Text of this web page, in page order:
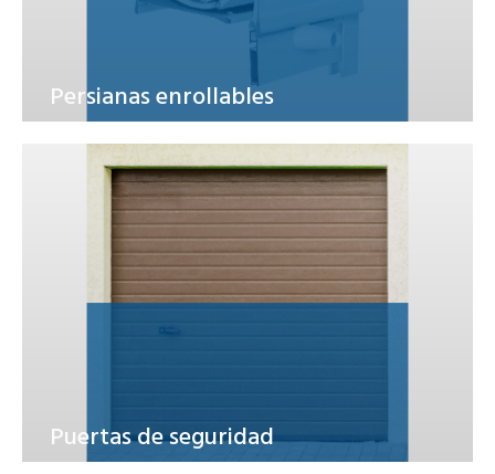
Persianas enrollables
Puertas de seguridad